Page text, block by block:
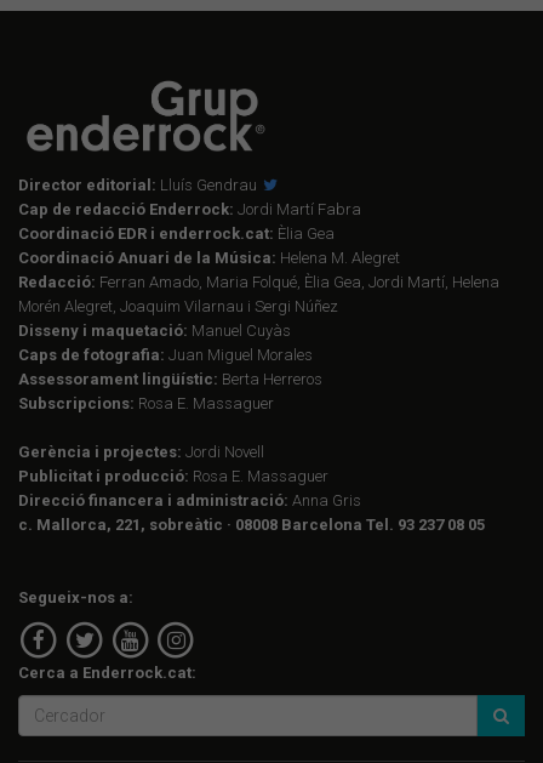
Director editorial: Lluís Gendrau
Cap de redacció Enderrock: Jordi Martí Fabra
Coordinació EDR i enderrock.cat: Èlia Gea
Coordinació Anuari de la Música: Helena M. Alegret
Redacció: Ferran Amado, Maria Folqué, Èlia Gea, Jordi Martí, Helena
Morén Alegret, Joaquim Vilarnau i Sergi Núñez
Disseny i maquetació: Manuel Cuyàs
Caps de fotografia: Juan Miguel Morales
Assessorament lingüístic: Berta Herreros
Subscripcions: Rosa E. Massaguer
Gerència i projectes: Jordi Novell
Publicitat i producció: Rosa E. Massaguer
Direcció financera i administració: Anna Gris
c. Mallorca, 221, sobreàtic · 08008 Barcelona Tel. 93 237 08 05
Segueix-nos a:
Cerca a Enderrock.cat: